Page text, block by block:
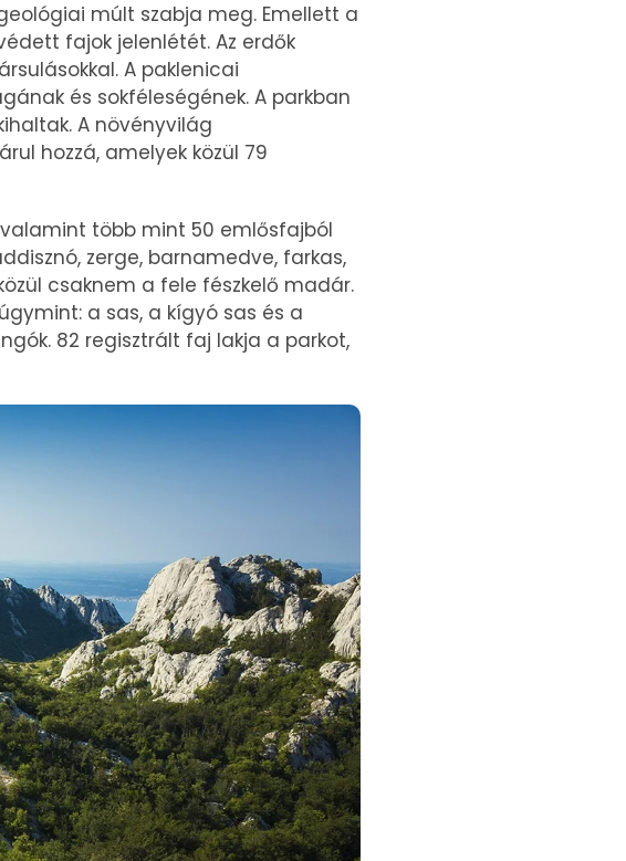
múlt szabja meg. Emellett a
fajok jelenlétét. Az erdők
A paklenicai
és sokféleségének. A parkban
A növényvilág
hozzá, amelyek közül 79
több mint 50 emlősfajból
zerge, barnamedve, farkas,
csaknem a fele fészkelő madár.
a sas, a kígyó sas és a
82 regisztrált faj lakja a parkot,